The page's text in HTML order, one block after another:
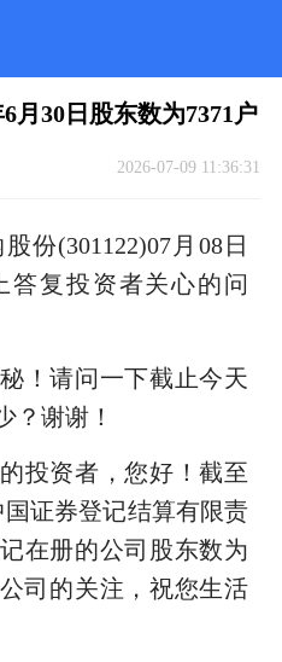
月30日股东数为7371户
2026-07-09 11:36:31
份(301122)07月08日
答复投资者关心的问
！请问一下截止今天
？谢谢！
投资者，您好！截至
国证券登记结算有限责
在册的公司股东数为
司的关注，祝您生活